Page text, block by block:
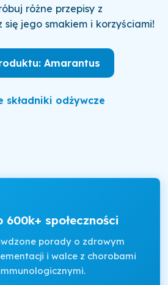
różne przepisy z
się jego smakiem i korzyściami!
Amarantus
składniki odżywcze
600k+ społeczności
porady o zdrowym
i walce z chorobami